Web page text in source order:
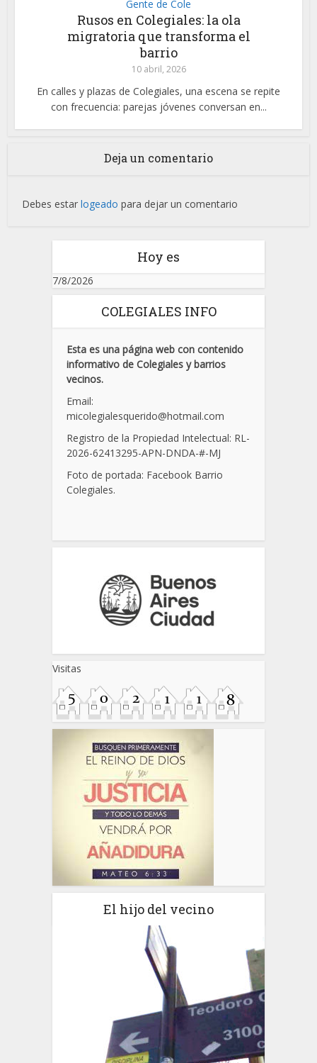
Gente de Cole
Rusos en Colegiales: la ola
migratoria que transforma el
barrio
10 abril, 2026
En calles y plazas de Colegiales, una escena se repite
con frecuencia: parejas jóvenes conversan en...
Deja un comentario
Debes estarlogeado para dejar un comentario
Hoy es
7/8/2026
COLEGIALES INFO
Esta es una página web con contenido
informativo de Colegiales y barrios
vecinos.
Email:
micolegialesquerido@hotmail.com
Registro de la Propiedad Intelectual: RL-
2026-62413295-APN-DNDA-#-MJ
Foto de portada: Facebook Barrio
Colegiales.
Visitas
El hijo del vecino